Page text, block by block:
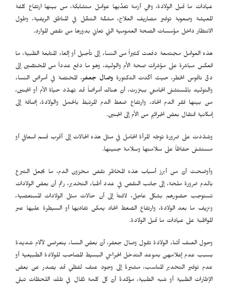
عيادات ما قبل الولادة، وهي أزمة تغذّيها عوامل متشابكة، من بينها ارتفاع كلفة
المعيشة وصعوبة توفير مصاريف العلاج، مشقّة التنقّل في المناطق الريفية، وطول
الانتظار داخل مؤسسات الصحة العمومية التي تعاني بدورها من نقص الموارد.
هذه العوامل مجتمعة دفعت كثيراً من النساء إلى تأجيل أو إلغاء المتابعة الطبية، ما
انعكس مباشرة على مؤشرات صحة الأم والوليد، وهو ما دفع عدداً من المختصّين إلى
دقّ ناقوس الخطر، حيث أكّدت الدكتورة وصال جعفر، المختصة في أمراض النساء
والتوليد بالمستشفى الجامعي ببنزرت، أنّ هناك أمراضاً قد تهدّد حياة الأم أو الجنين،
من بينها فقر الدم الحاد، وارتفاع ضغط الدم المرتبط بالحمل والولادة، إضافة إلى
إمكانية انتقال بعض الجراثيم من الأم إلى الجنين.
وشدّدت على ضرورة توجّه المرأة الحامل في مثل هذه الحالات إلى أقرب قسم اسعافي أو
مستشفى حفاظاً على سلامتها وسلامة جنينها.
وأوضحت أنّ من أبرز أسباب هذه المخاطر نقص مخزون الدم، ما يجعل التبرع
بالدم ضرورة ملحة، إلى جانب النقص في عدد أطباء التخدير، رغم أن بعض الولادات
تستوجب حضورهم بشكل عاجل، لافتةً إلى أن حالات مثل الولادات المستعصية،
ونزيف ما بعد الولادة، وارتفاع الضغط الحاد يمكن تفاديها أو السيطرة عليها عبر
المواظبة على عيادات ما قبل الولادة.
وحول العنف أثناء الولادة تقول وصال جعفر، أنّ بعض النساء يتعرضن لآلام شديدة
بسبب عدم إعلامهن بموعد التدخل الجراحي البسيط المصاحب للولادة الطبيعية أو
عدم توفير التخدير المناسب، مشيرةً إلى وجود عنف لفظي قد يصدر عن بعض
الإطارات الطبية أو شبه الطبية، مؤكدةً أنّ كل كلمة تُقال في تلك اللحظات تبقى